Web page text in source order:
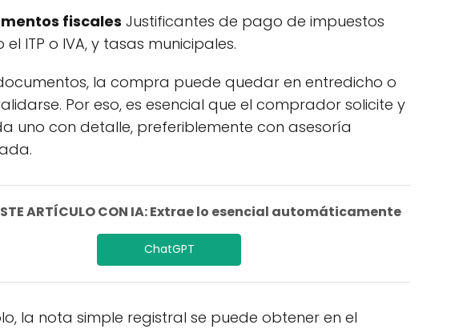
fiscales Justificantes de pago de impuestos
el ITP o IVA, y tasas municipales.
la compra puede quedar en entredicho o
Por eso, es esencial que el comprador solicite y
uno con detalle, preferiblemente con asesoría
ARTÍCULO CON IA: Extrae lo esencial automáticamente
ChatGPT
la nota simple registral se puede obtener en el